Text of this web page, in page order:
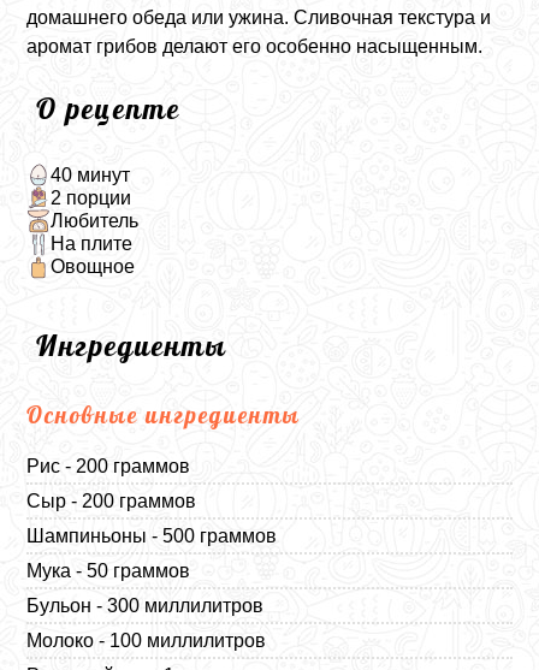
домашнего обеда или ужина. Сливочная текстура и
аромат грибов делают его особенно насыщенным.
О рецепте
40 минут
2 порции
Любитель
На плите
Овощное
Ингредиенты
Основные ингредиенты
Рис - 200 граммов
Сыр - 200 граммов
Шампиньоны - 500 граммов
Мука - 50 граммов
Бульон - 300 миллилитров
Молоко - 100 миллилитров